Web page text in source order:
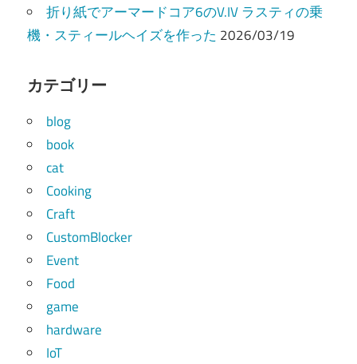
折り紙でアーマードコア6のV.IV ラスティの乗
機・スティールヘイズを作った 2026/03/19
カテゴリー
blog
book
cat
Cooking
Craft
CustomBlocker
Event
Food
game
hardware
IoT